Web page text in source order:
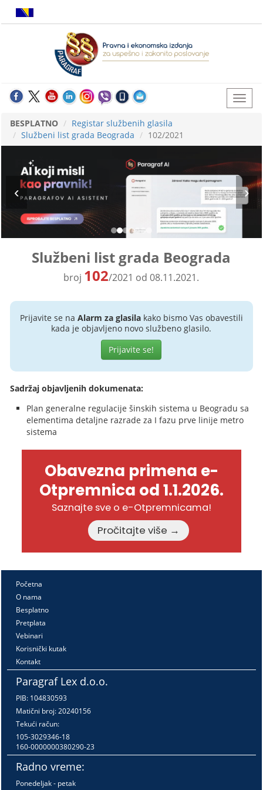
BESPLATNO
Registar službenih glasila
Službeni list grada Beograda
102/2021
Službeni list grada Beograda
broj 102/2021 od 08.11.2021.
Prijavite se na Alarm za glasilakako bismo Vas obavestili
kada je objavljeno novo službeno glasilo.
Prijavite se!
Sadržaj objavljenih dokumenata:
Plan generalne regulacije šinskih sistema u Beogradu sa
elementima detaljne razrade za I fazu prve linije metro
sistema
Obavezna primena e-
Otpremnica od 1.1.2026.
Saznajte sve o e-Otpremnicama!
Pročitajte više →
Početna
O nama
Besplatno
Pretplata
Vebinari
Korisnički kutak
Kontakt
Paragraf Lex d.o.o.
PIB: 104830593
Matični broj: 20240156
Tekući račun:
105-3029346-18
160-0000000380290-23
Radno vreme:
Ponedeljak - petak